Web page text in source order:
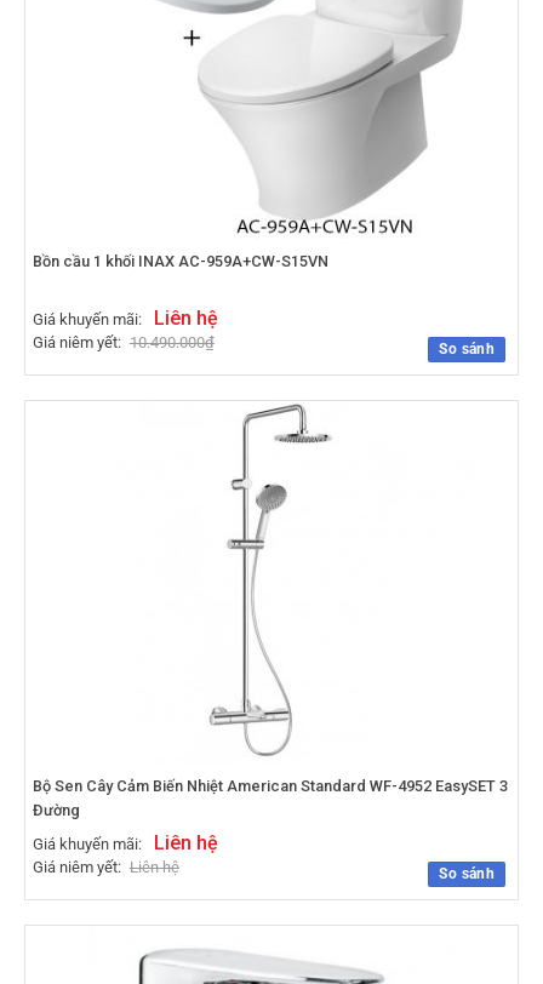
So sánh
Bồn cầu 1 khối INAX AC-959A+CW-S15VN
Giá khuyến mãi: Liên hệ
Giá niêm yết: 10.490.000₫
So sánh
Bộ Sen Cây Cảm Biến Nhiệt American Standard WF-4952 EasySET 3
Đường
Giá khuyến mãi:
Liên hệ
Giá niêm yết: Liên hệ